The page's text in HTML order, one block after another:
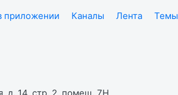
приложении Каналы Лента
Темы